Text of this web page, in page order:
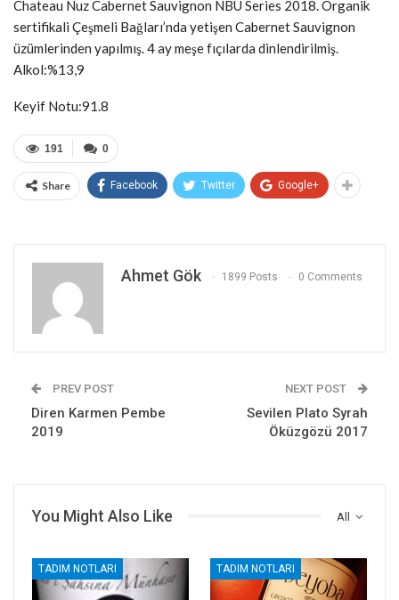
Chateau Nuz Cabernet Sauvignon NBU Series 2018. Organik
sertifikali Çeşmeli Bağları’nda yetişen Cabernet Sauvignon
üzümlerinden yapılmış. 4 ay meşe fıçılarda dinlendirilmiş.
Alkol:%13,9
Keyif Notu:91.8
0
191
Share Facebook Twitter Google+
Ahmet Gök 1899 Posts 0 Comments
PREV POST
Diren Karmen Pembe
2019
NEXT POST
Sevilen Plato Syrah
Öküzgözü 2017
All
You Might Also Like
TADIM NOTLARI TADIM NOTLARI